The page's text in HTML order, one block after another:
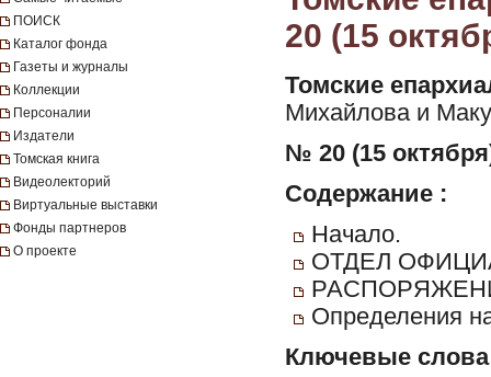
ПОИСК
Каталог фонда
Газеты и журналы
Коллекции
Персоналии
Издатели
Томская книга
Видеолекторий
Виртуальные выставки
Фонды партнеров
О проекте
20 (15
Томские
Михайлова и
№ 20 (15
Содержание :
Начало.
ОТДЕЛ
Определения
Ключевые слова